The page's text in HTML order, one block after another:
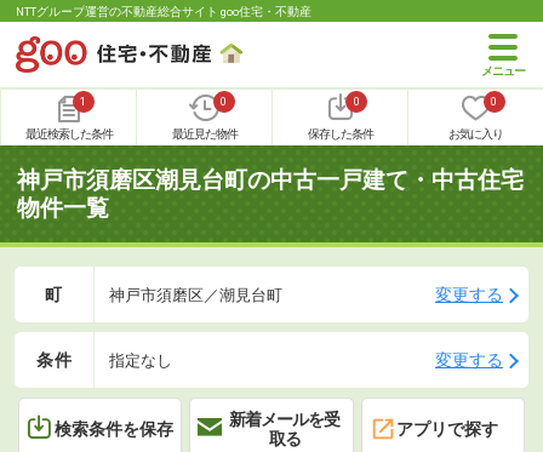
NTTグループ運営の不動産総合サイト goo住宅・不動産
1
最近検索した条件
0
最近見た物件
0
保存した条件
0
お気に入り
神戸市須磨区潮見台町の中古一戸建て・中古住宅
物件一覧
町 神戸市須磨区／潮見台町 変更する
条件 指定なし 変更する
検索条件を保存
新着メールを受
取る
アプリで探す